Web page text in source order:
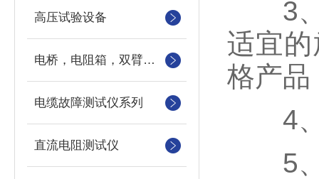
高压试验设备
电桥，电阻箱，双臂电桥，单臂电桥，标准电阻
电缆故障测试仪系列
直流电阻测试仪
3、
适宜
格产品
4、
5、